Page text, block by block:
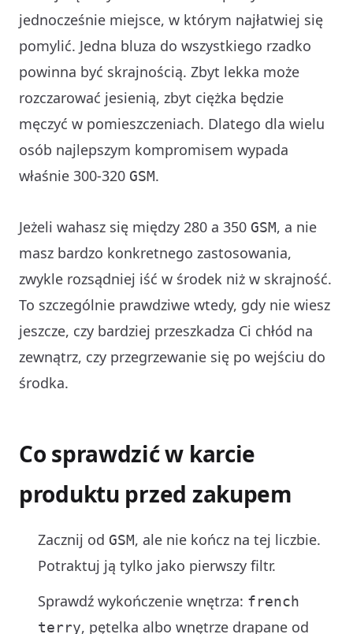
jednocześnie miejsce, w którym najłatwiej się
pomylić. Jedna bluza do wszystkiego rzadko
powinna być skrajnością. Zbyt lekka może
rozczarować jesienią, zbyt ciężka będzie
męczyć w pomieszczeniach. Dlatego dla wielu
osób najlepszym kompromisem wypada
właśnie 300-320 GSM.
Jeżeli wahasz się między 280 a 350 GSM, a nie
masz bardzo konkretnego zastosowania,
zwykle rozsądniej iść w środek niż w skrajność.
To szczególnie prawdziwe wtedy, gdy nie wiesz
jeszcze, czy bardziej przeszkadza Ci chłód na
zewnątrz, czy przegrzewanie się po wejściu do
środka.
Co sprawdzić w karcie
produktu przed zakupem
Zacznij od GSM, ale nie kończ na tej liczbie.
Potraktuj ją tylko jako pierwszy filtr.
Sprawdź wykończenie wnętrza: french
terry, pętelka albo wnętrze drapane od